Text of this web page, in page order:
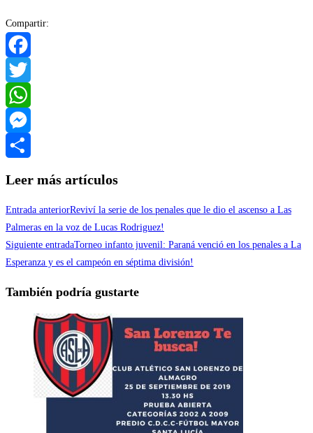
Compartir:
Facebook
Twitter
WhatsApp
Messenger
Leer más artículos
Entrada anteriorReviví la serie de los penales que le dio el ascenso a Las
Palmeras en la voz de Lucas Rodriguez!
Siguiente entradaTorneo infanto juvenil: Paraná venció en los penales a La
Esperanza y es el campeón en séptima división!
También podría gustarte